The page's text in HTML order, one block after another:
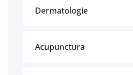
Dermatologie
Acupunctura